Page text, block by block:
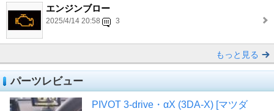
エンジンブロー
2025/4/14 20:58 3
もっと見る
パーツレビュー
PIVOT 3-drive・αX (3DA-X) [マツダ